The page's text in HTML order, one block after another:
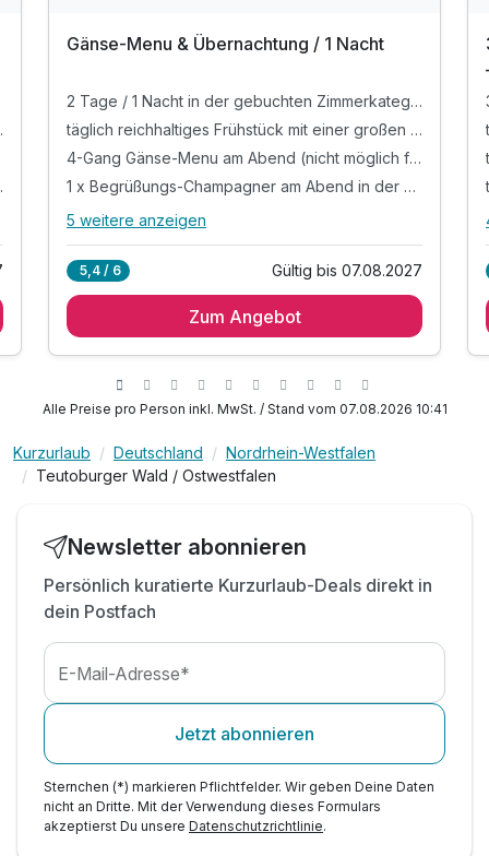
Produkten
Region
Gänse-Menu & Übernachtung / 1 Nacht
2 Tage / 1 Nacht in der gebuchten Zimmerkategorie im familiengeführten 4 Sterne-Hotel
täglich reichhaltiges Frühstück mit einer großen Auswahl an regionalen Produkten
4-Gang Gänse-Menu am Abend (nicht möglich für Vegetarier / Veganer)
1 x Begrüßungs-Champagner am Abend in der Bar
Alle Inklusivleistungen
Zimmerkategorie im familiengeführten 4 Sterne-
Hotel
Auswahl an regionalen Produkten
4-Gang Gänse-Menu am Abend (nicht möglich
1 x Begrüßungs-Champagner am Abend in der
Bar
22.00 Uhr
den gesamten Aufenthalt
1 x Flasche Mineralwasser auf dem Zimmer bei
Anreise
kostenloses Parken am Hotel (nach
5 weitere anzeigen
5,4 / 6 Gültig bis 07.08.2027
Zum Angebot
Alle Preise pro Person inkl. MwSt. / Stand vom 07.08.2026 10:41
Kurzurlaub Deutschland
Nordrhein-Westfalen
Teutoburger Wald / Ostwestfalen
Newsletter abonnieren
Persönlich kuratierte Kurzurlaub-Deals direkt in
dein Postfach
E-Mail-Adresse*
Jetzt abonnieren
Sternchen (*) markieren Pflichtfelder. Wir geben Deine Daten
nicht an Dritte. Mit der Verwendung dieses Formulars
akzeptierst Du unsere Datenschutzrichtlinie.